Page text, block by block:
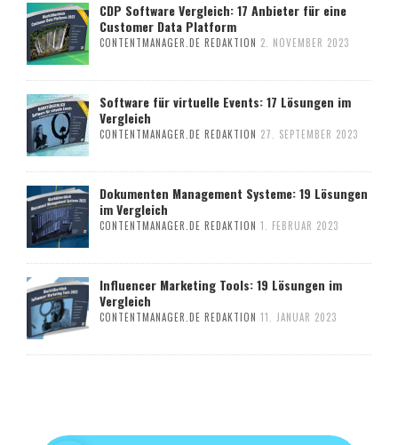
CDP Software Vergleich: 17 Anbieter für eine
Customer Data Platform
CONTENTMANAGER.DE REDAKTION 2. NOVEMBER 2023
Software für virtuelle Events: 17 Lösungen im
Vergleich
CONTENTMANAGER.DE REDAKTION 27. SEPTEMBER 2023
Dokumenten Management Systeme: 19 Lösungen
im Vergleich
CONTENTMANAGER.DE REDAKTION 1. FEBRUAR 2023
Influencer Marketing Tools: 19 Lösungen im
Vergleich
CONTENTMANAGER.DE REDAKTION 11. JANUAR 2023